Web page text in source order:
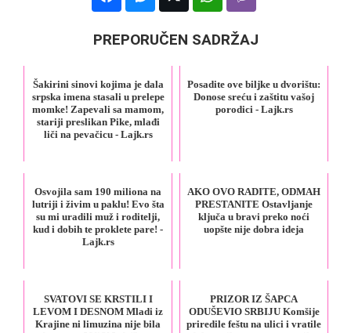
PREPORUČEN SADRŽAJ
Šakirini sinovi kojima je dala
srpska imena stasali u prelepe
momke! Zapevali sa mamom,
stariji preslikan Pike, mlađi
liči na pevačicu - Lajk.rs
Posadite ove biljke u dvorištu:
Donose sreću i zaštitu vašoj
porodici - Lajk.rs
Osvojila sam 190 miliona na
lutriji i živim u paklu! Evo šta
su mi uradili muž i roditelji,
kud i dobih te proklete pare! -
Lajk.rs
AKO OVO RADITE, ODMAH
PRESTANITE Ostavljanje
ključa u bravi preko noći
uopšte nije dobra ideja
SVATOVI SE KRSTILI I
LEVOM I DESNOM Mladi iz
Krajine ni limuzina nije bila
PRIZOR IZ ŠAPCA
ODUŠEVIO SRBIJU Komšije
priredile feštu na ulici i vratile